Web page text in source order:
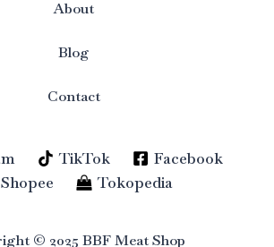
About
Blog
Contact
TikTok
Facebook
Shopee
Tokopedia
© 2025 BBF Meat Shop